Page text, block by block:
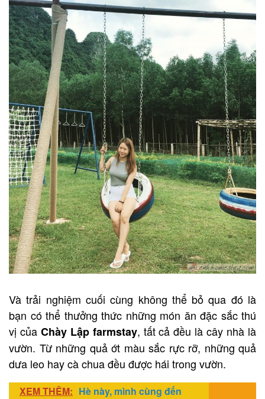
Và trải nghiệm cuối cùng không thể bỏ qua đó là
bạn có thể thưởng thức những món ăn đặc sắc thú
vị của Chày Lập farmstay, tất cả đều là cây nhà là
vườn. Từ những quả ớt màu sắc rực rỡ, những quả
dưa leo hay cà chua đều được hái trong vườn.
XEM THÊM: Hè này, mình cùng đến